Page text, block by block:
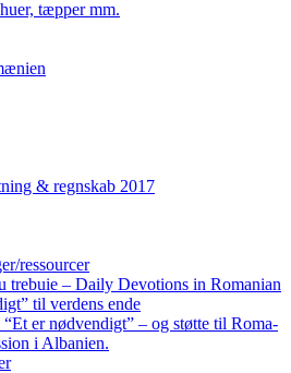
tæpper mm.
& regnskab 2017
ressourcer
trebuie – Daily Devotions in Romanian
til verdens ende
er nødvendigt” – og støtte til Roma-
i Albanien.